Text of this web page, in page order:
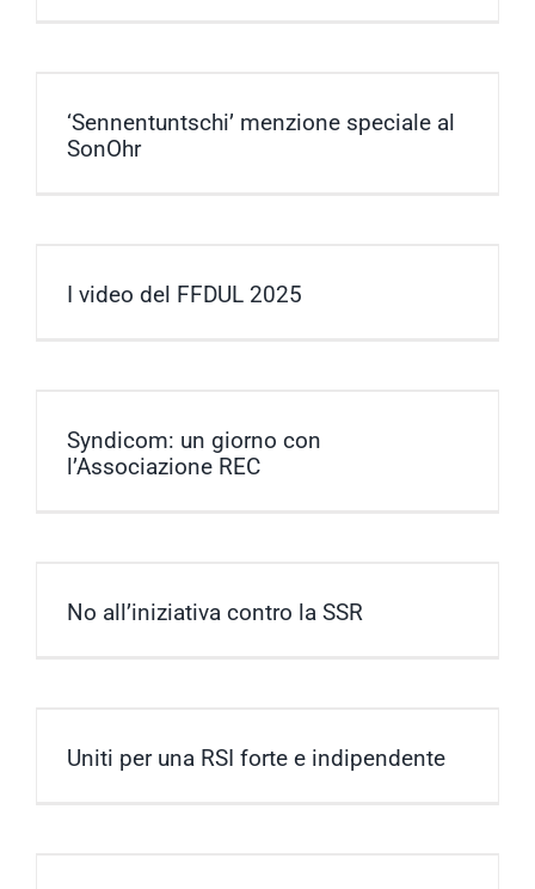
‘Sennentuntschi’ menzione speciale al
SonOhr
I video del FFDUL 2025
Syndicom: un giorno con
l’Associazione REC
No all’iniziativa contro la SSR
Uniti per una RSI forte e indipendente